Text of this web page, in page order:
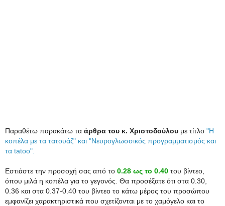
Παραθέτω παρακάτω τα άρθρα του κ. Χριστοδούλου με τίτλο "Η
κοπέλα με τα τατουάζ" και "Νευρογλωσσικός προγραμματισμός και
τα tatoo".
Εστιάστε την προσοχή σας από το 0.28 ως το 0.40 του βίντεο,
όπου μιλά η κοπέλα για το γεγονός. Θα προσέξατε ότι στα 0.30,
0.36 και στα 0.37-0.40 του βίντεο το κάτω μέρος του προσώπου
εμφανίζει χαρακτηριστικά που σχετίζονται με το χαμόγελο και το